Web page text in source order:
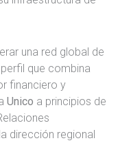
una red global de
que combina
financiero y
Unico a principios de
dirección regional